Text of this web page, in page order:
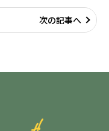
次の記事へ